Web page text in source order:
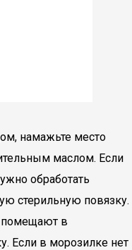
намажьте место
маслом. Если
обработать
стерильную повязку.
помещают в
Если в морозилке нет